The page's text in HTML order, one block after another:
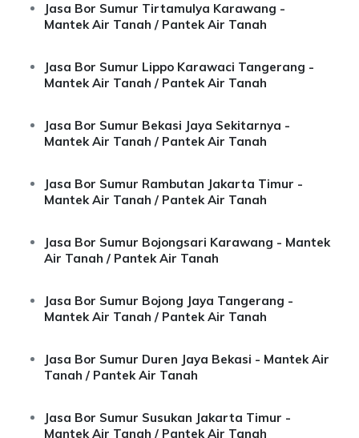
Jasa Bor Sumur Tirtamulya Karawang -
Mantek Air Tanah / Pantek Air Tanah
Jasa Bor Sumur Lippo Karawaci Tangerang -
Mantek Air Tanah / Pantek Air Tanah
Jasa Bor Sumur Bekasi Jaya Sekitarnya -
Mantek Air Tanah / Pantek Air Tanah
Jasa Bor Sumur Rambutan Jakarta Timur -
Mantek Air Tanah / Pantek Air Tanah
Jasa Bor Sumur Bojongsari Karawang - Mantek
Air Tanah / Pantek Air Tanah
Jasa Bor Sumur Bojong Jaya Tangerang -
Mantek Air Tanah / Pantek Air Tanah
Jasa Bor Sumur Duren Jaya Bekasi - Mantek Air
Tanah / Pantek Air Tanah
Jasa Bor Sumur Susukan Jakarta Timur -
Mantek Air Tanah / Pantek Air Tanah